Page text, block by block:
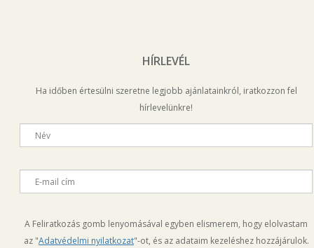
HÍRLEVÉL
Ha időben értesülni szeretne legjobb ajánlatainkról, iratkozzon fel
hírlevelünkre!
Név
E-mail cím
A Feliratkozás gomb lenyomásával egyben elismerem, hogy elolvastam
az "Adatvédelmi nyilatkozat"-ot, és az adataim kezeléshez hozzájárulok.